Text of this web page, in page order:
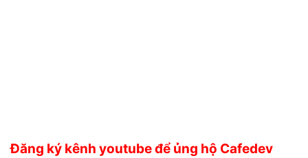
Đăng ký kênh youtube để ủng hộ Cafedev